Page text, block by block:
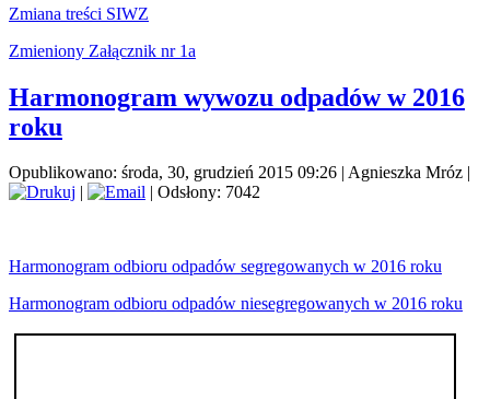
Zmiana treści SIWZ
Zmieniony Załącznik nr 1a
Harmonogram wywozu odpadów w 2016
roku
Opublikowano: środa, 30, grudzień 2015 09:26 Agnieszka Mróz
| Odsłony: 7042
Harmonogram odbioru odpadów segregowanych w 2016 roku
Harmonogram odbioru odpadów niesegregowanych w 2016 roku